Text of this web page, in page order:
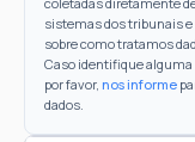
sistemas dos tribunais
sobre como tratamos
Caso identifique
por favor, nos informe
dados.